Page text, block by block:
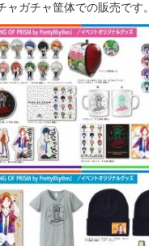
ャガチャ筐体での販売です。